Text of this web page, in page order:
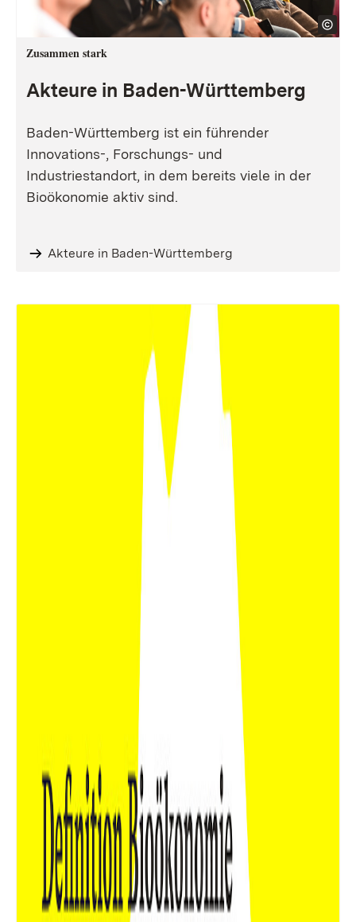
Zusammen stark
Akteure in Baden-Württemberg
Baden-Württemberg ist ein führender
Innovations-, Forschungs- und
Industriestandort, in dem bereits viele in der
Bioökonomie aktiv sind.
Akteure in Baden-Württemberg